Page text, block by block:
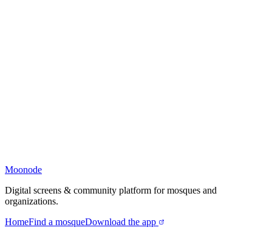
Moonode
Digital screens & community platform for mosques and
organizations.
HomeFind a mosqueDownload the app